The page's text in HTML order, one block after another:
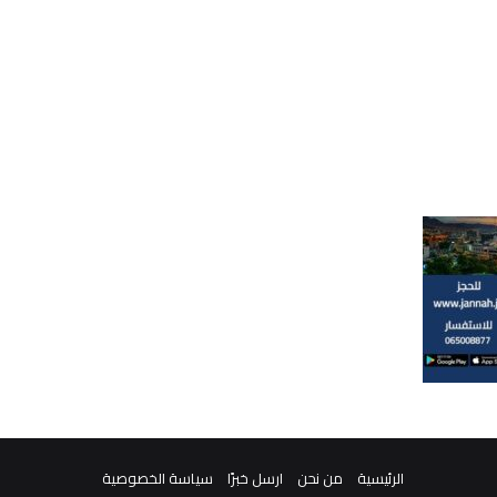
الرئيسية من نحن ارسل خبرًا سياسة الخصوصية